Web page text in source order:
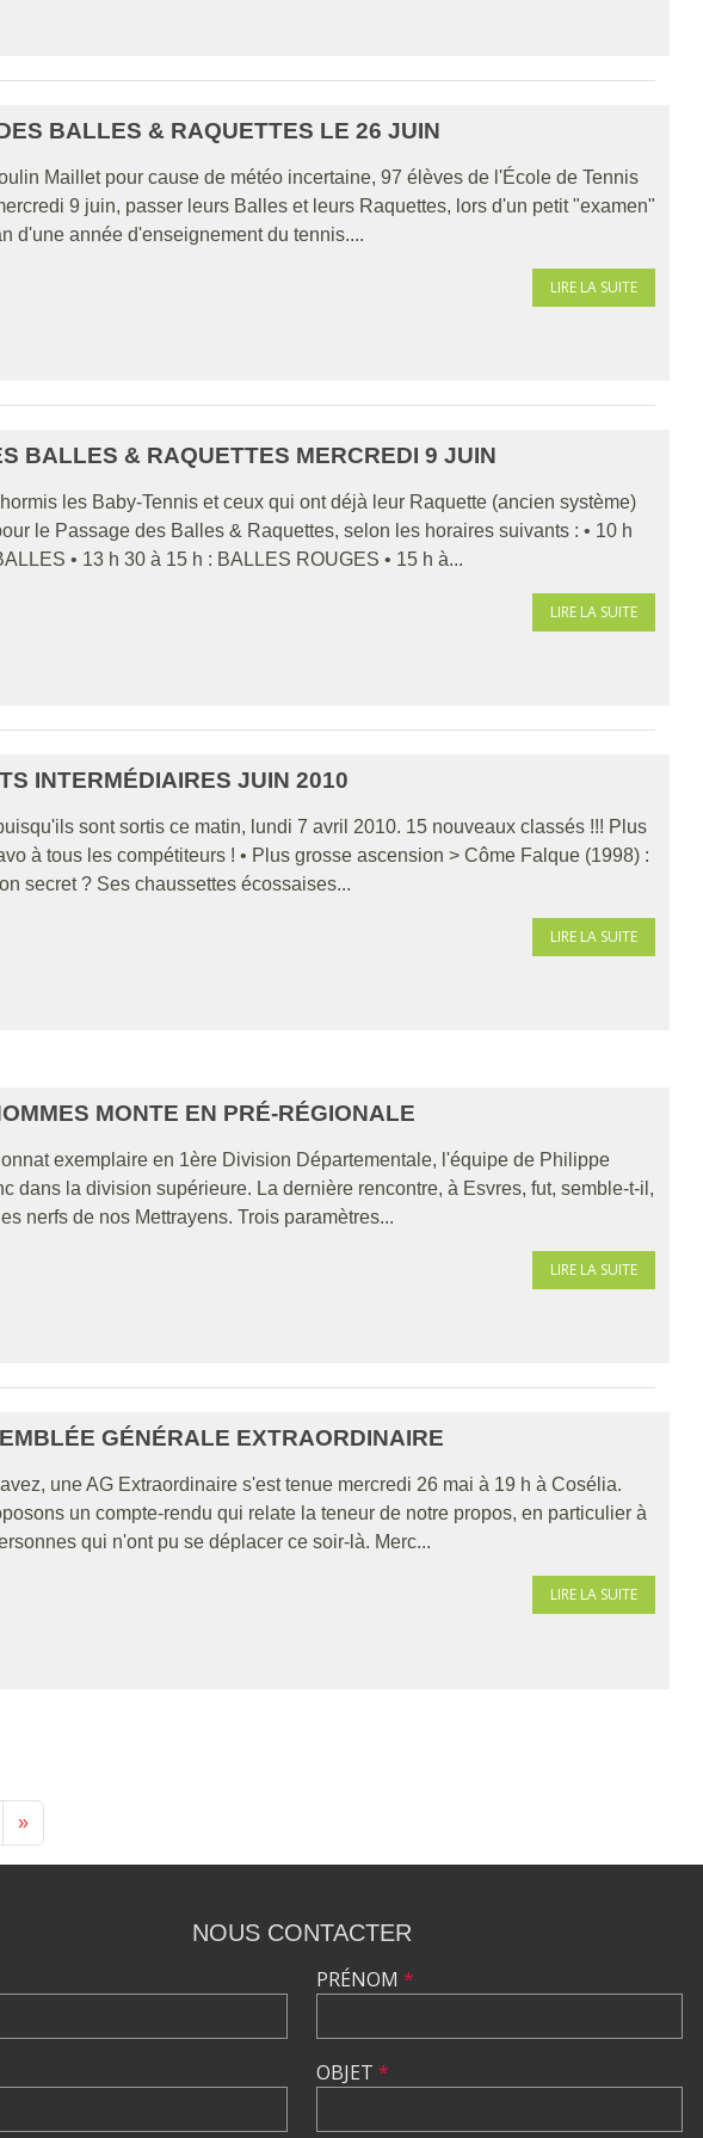
BALLES & RAQUETTES LE 26 JUIN
Maillet pour cause de météo incertaine, 97 élèves de l'École de Tennis
9 juin, passer leurs Balles et leurs Raquettes, lors d'un petit "examen"
d'une année d'enseignement du tennis....
LIRE LA SUITE
BALLES & RAQUETTES MERCREDI 9 JUIN
les Baby-Tennis et ceux qui ont déjà leur Raquette (ancien système)
le Passage des Balles & Raquettes, selon les horaires suivants : • 10 h
• 13 h 30 à 15 h : BALLES ROUGES • 15 h à...
LIRE LA SUITE
INTERMÉDIAIRES JUIN 2010
sont sortis ce matin, lundi 7 avril 2010. 15 nouveaux classés !!! Plus
à tous les compétiteurs ! • Plus grosse ascension > Côme Falque (1998) :
secret ? Ses chaussettes écossaises...
LIRE LA SUITE
MONTE EN PRÉ-RÉGIONALE
exemplaire en 1ère Division Départementale, l'équipe de Philippe
dans la division supérieure. La dernière rencontre, à Esvres, fut, semble-t-il,
nerfs de nos Mettrayens. Trois paramètres...
LIRE LA SUITE
GÉNÉRALE EXTRAORDINAIRE
une AG Extraordinaire s'est tenue mercredi 26 mai à 19 h à Cosélia.
un compte-rendu qui relate la teneur de notre propos, en particulier à
qui n'ont pu se déplacer ce soir-là. Merc...
LIRE LA SUITE
»
NOUS CONTACTER
PRÉNOM *
OBJET *